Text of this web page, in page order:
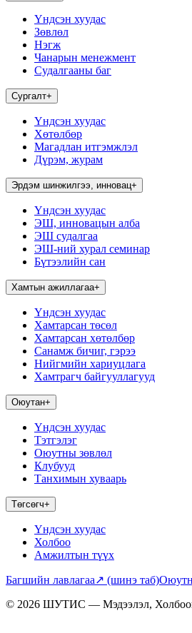
Үндсэн хуудас
Зөвлөл
Нэгж
Чанарын менежмент
Судалгааны баг
Сургалт+
Үндсэн хуудас
Хөтөлбөр
Магадлан итгэмжлэл
Дүрэм, журам
Эрдэм шинжилгээ, инновац+
Үндсэн хуудас
ЭШ, инновацын алба
ЭШ судалгаа
ЭШ-ний хурал семинар
Бүтээлийн сан
Хамтын ажиллагаа+
Үндсэн хуудас
Хамтарсан төсөл
Хамтарсан хөтөлбөр
Санамж бичиг, гэрээ
Нийгмийн хариуцлага
Хамтрагч байгууллагууд
Оюутан+
Үндсэн хуудас
Тэтгэлэг
Оюутны зөвлөл
Клубууд
Танхимын хуваарь
Төгсөгч+
Үндсэн хуудас
Холбоо
Амжилтын түүх
Багшийн лавлагаа↗ (шинэ таб)
© 2026 ШУТИС — Мэдээлэл,